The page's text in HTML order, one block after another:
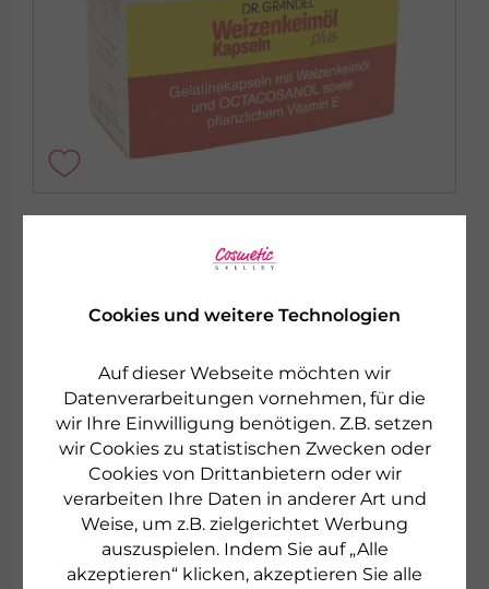
Cookies und weitere Technologien
Auf dieser Webseite möchten wir
Datenverarbeitungen vornehmen, für die
wir Ihre Einwilligung benötigen. Z.B. setzen
wir Cookies zu statistischen Zwecken oder
Cookies von Drittanbietern oder wir
verarbeiten Ihre Daten in anderer Art und
Weise, um z.B. zielgerichtet Werbung
auszuspielen. Indem Sie auf „Alle
akzeptieren“ klicken, akzeptieren Sie alle
WEIZENKEIMÖL PLUS KAPSELN
Gelantinekapseln mit Weizenkeimöl &
€ 35,90 100 Stück (100 ST)
€ 359,00 pro 1000 ST
sofort lieferbar
zum Produkt